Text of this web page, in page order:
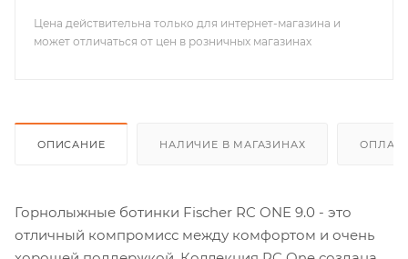
Цена действительна только для интернет-магазина и
может отличаться от цен в розничных магазинах
ОПИСАНИЕ НАЛИЧИЕ В МАГАЗИНАХ
Горнолыжные ботинки Fischer RC ONE 9.0 - это
отличный компромисс между комфортом и очень